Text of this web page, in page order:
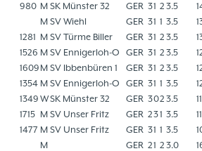
980 M SK Münster 32 GER 31 2 3.5
M SV Wiehl GER 31 1 3.5
1281 M SV Türme Biller GER 31 2 3.5
1526 M SV Ennigerloh-O GER 31 2 3.5
1609 M SV Ibbenbüren 1 GER 31 2 3.5
1354 M SV Ennigerloh-O GER 31 1 3.5
1349 WSK Münster 32 GER 302 3.5
1715 M SV Unser Fritz GER 231 3.5
1477 M SV Unser Fritz GER 31 1 3.5
M GER 21 2 3.0